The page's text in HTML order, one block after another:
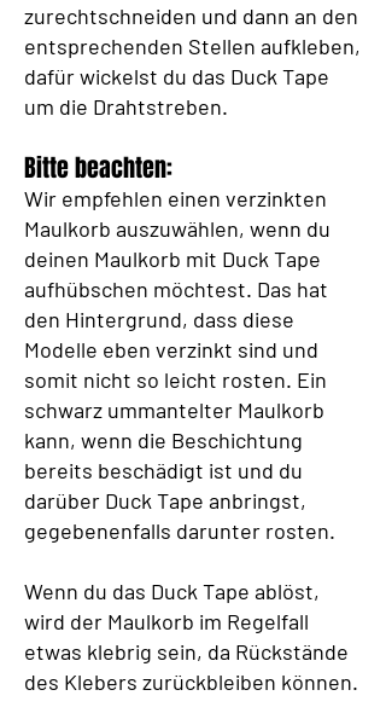
zurechtschneiden und dann an den
entsprechenden Stellen aufkleben,
dafür wickelst du das Duck Tape
um die Drahtstreben.
Bitte beachten:
Wir empfehlen einen verzinkten
Maulkorb auszuwählen, wenn du
deinen Maulkorb mit Duck Tape
aufhübschen möchtest. Das hat
den Hintergrund, dass diese
Modelle eben verzinkt sind und
somit nicht so leicht rosten. Ein
schwarz ummantelter Maulkorb
kann, wenn die Beschichtung
bereits beschädigt ist und du
darüber Duck Tape anbringst,
gegebenenfalls darunter rosten.
Wenn du das Duck Tape ablöst,
wird der Maulkorb im Regelfall
etwas klebrig sein, da Rückstände
des Klebers zurückbleiben können.